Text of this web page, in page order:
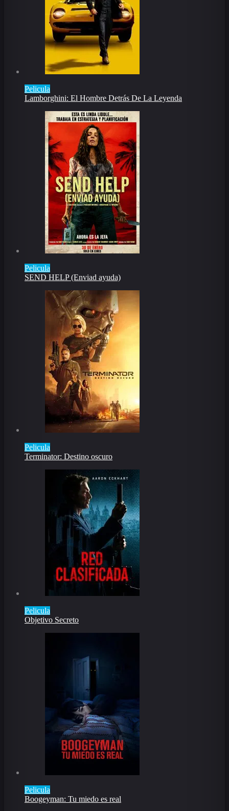
Pelicula
Lamborghini: El Hombre Detrás De La Leyenda
Pelicula
SEND HELP (Enviad ayuda)
Pelicula
Terminator: Destino oscuro
Pelicula
Objetivo Secreto
Pelicula
Boogeyman: Tu miedo es real